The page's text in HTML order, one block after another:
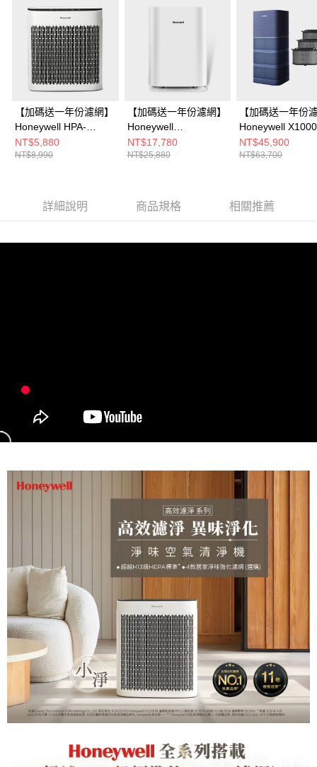
【加碼送一年份濾網】
Honeywell HPA-
5150WTWV1 淨味空
氣清淨機
NT$5,880
NT$8,990
【加碼送一年份濾網】
Honeywell
HPA400WTW 純淨空
氣清淨機
NT$17,780
NT$25,880
【加碼送一年份
Honeywell
級超淨化空氣清
NT$45,900
NT$63,700
詳細說明 商品規格 相關推薦